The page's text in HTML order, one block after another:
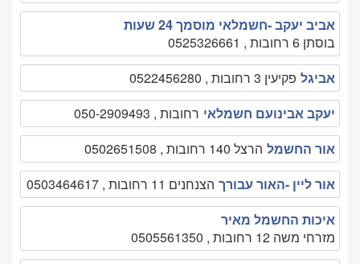
אביב יעקב -חשמלאי מוסמך 24 שעות
בוסתן 6 רחובות , 0525326661
אביגל פקיעין 3 רחובות , 0522456280
יעקב אבינועם חשמלאי רחובות , 050-2909493
אור החשמל הרצל 140 רחובות , 0502651508
אור ליין -האור עבורך הצנחנים 11 רחובות , 0503464617
איכות החשמל מאיר
מזרחי משה 12 רחובות , 0505561350